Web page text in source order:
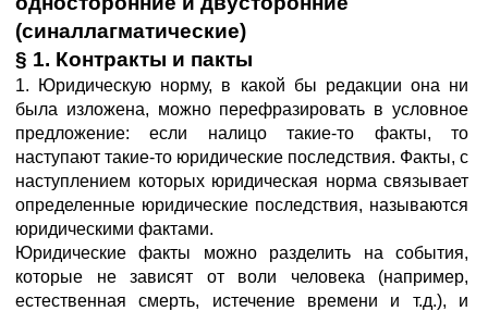
(синаллагматические)
§ 1. Контракты и пакты
1. Юридическую норму, в какой бы редакции она ни
была изложена, можно перефразировать в условное
предложение: если налицо такие-то факты, то
наступают такие-то юридические последствия. Факты, с
наступлением которых юридическая норма связывает
определенные юридические последствия, называются
юридическими фактами.
Юридические факты можно разделить на события,
которые не зависят от воли человека (например,
естественная смерть, истечение времени и т.д.), и